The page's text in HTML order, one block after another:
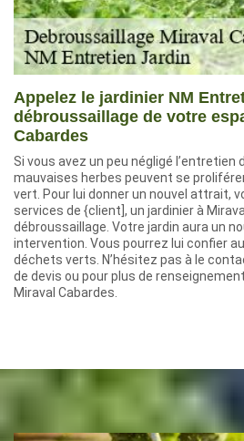
Appelez le jardinier NM
débroussaillage de votre
Cabardes
Si vous avez un peu négligé l’entretien
mauvaises herbes peuvent se
vert. Pour lui donner un nouvel attrait,
services de {client], un jardinier à
débroussaillage. Votre jardin aura un
intervention. Vous pourrez lui confier
déchets verts. N’hésitez pas à le
de devis ou pour plus de
Miraval Cabardes.